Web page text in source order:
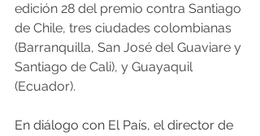
edición 28 del premio contra Santiago
de Chile, tres ciudades colombianas
(Barranquilla, San José del Guaviare y
Santiago de Cali), y Guayaquil
(Ecuador).
En diálogo con El País, el director de